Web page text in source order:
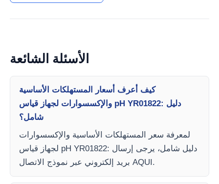
الأسئلة الشائعة
كيف أعرف أسعار المستهلكات الأساسية
والإكسسوارات لجهاز قياس pH YR01822: دليل
شامل؟
لمعرفة سعر المستهلكات الأساسية والإكسسوارات
لجهاز قياس pH YR01822: دليل شامل، يرجى إرسال
بريد إلكتروني عبر نموذج الاتصال AQUI.